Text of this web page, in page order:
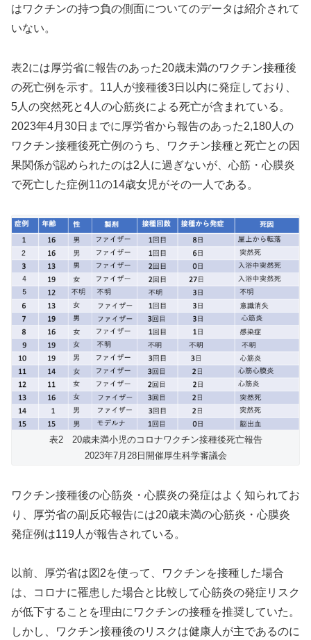
はワクチンの持つ負の側面についてのデータは紹介されて
いない。
表2には厚労省に報告のあった20歳未満のワクチン接種後
の死亡例を示す。11人が接種後3日以内に発症しており、
5人の突然死と4人の心筋炎による死亡が含まれている。
2023年4月30日までに厚労省から報告のあった2,180人の
ワクチン接種後死亡例のうち、ワクチン接種と死亡との因
果関係が認められたのは2人に過ぎないが、心筋・心膜炎
で死亡した症例11の14歳女児がその一人である。
表2 20歳未満小児のコロナワクチン接種後死亡報告
2023年7月28日開催厚生科学審議会
ワクチン接種後の心筋炎・心膜炎の発症はよく知られてお
り、厚労省の副反応報告には20歳未満の心筋炎・心膜炎
発症例は119人が報告されている。
以前、厚労省は図2を使って、ワクチンを接種した場合
は、コロナに罹患した場合と比較して心筋炎の発症リスク
が低下することを理由にワクチンの接種を推奨していた。
しかし、ワクチン接種後のリスクは健康人が主であるのに